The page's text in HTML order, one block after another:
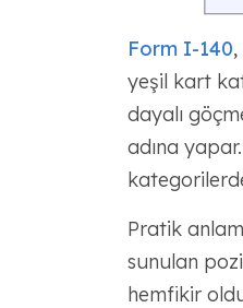
Form I-140
yeşil kart
dayalı
adına
Pratik
sunulan
hemfikir